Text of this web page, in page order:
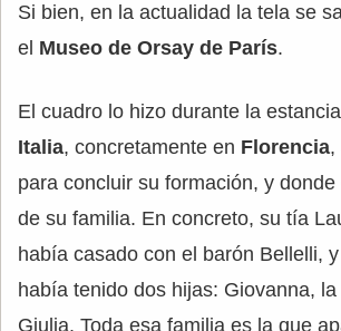
Si bien, en la actualidad la tela se
el Museo de Orsay de París.
El cuadro lo hizo durante la
Italia, concretamente en Florencia,
para concluir su formación, y
de su familia. En concreto, su tía
había casado con el barón Bellelli,
había tenido dos hijas: Giovanna,
Giulia. Toda esa familia es la que